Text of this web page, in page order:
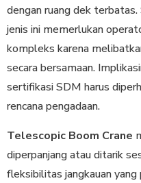
dengan ruang dek
jenis ini memerlukan
kompleks karena
secara bersamaan.
sertifikasi SDM harus
rencana pengadaan.
Telescopic Boom Crane
diperpanjang atau ditarik
fleksibilitas jangkauan